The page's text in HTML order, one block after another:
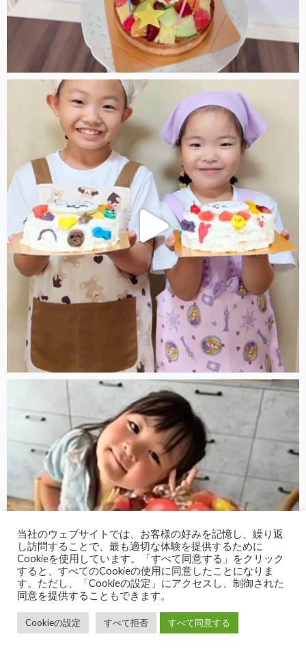
当社のウェブサイトでは、お客様の好みを記憶し、繰り返
し訪問することで、最も適切な体験を提供するために
Cookieを使用しています。「すべて同意する」をクリック
すると、すべてのCookieの使用に同意したことになりま
す。ただし、「Cookieの設定」にアクセスし、制御された
同意を提供することもできます。
Cookieの設定 すべて拒否 すべて同意する